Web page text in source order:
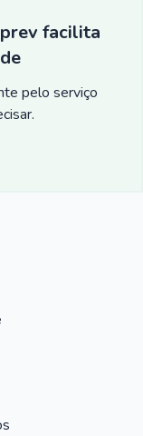
facilita
pelo serviço